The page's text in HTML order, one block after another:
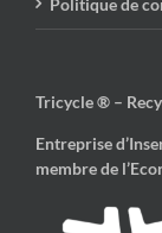
Tricycle ® –
Entreprise
membre de